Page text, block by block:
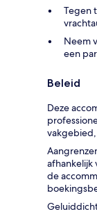
Tegen
Neem
een
Beleid
Deze
afhankelijk
de